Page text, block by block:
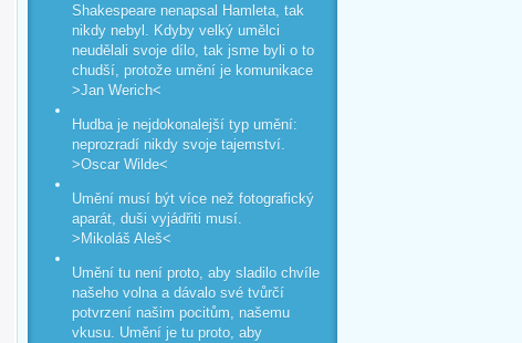
Shakespeare nenapsal Hamleta, tak
nikdy nebyl. Kdyby velký umělci
neudělali svoje dílo, tak jsme byli o to
chudší, protože umění je komunikace
>Jan Werich<
Hudba je nejdokonalejší typ umění:
neprozradí nikdy svoje tajemství.
>Oscar Wilde<
Umění musí být více než fotografický
aparát, duši vyjádřiti musí.
>Mikoláš Aleš<
Umění tu není proto, aby sladilo chvíle
našeho volna a dávalo své tvůrčí
potvrzení našim pocitům, našemu
vkusu. Umění je tu proto, aby